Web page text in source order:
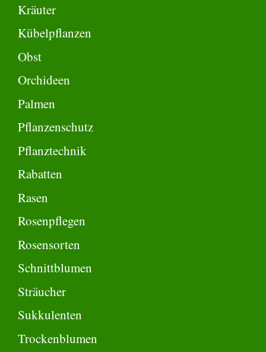
Kräuter
Kübelpflanzen
Obst
Orchideen
Palmen
Pflanzenschutz
Pflanztechnik
Rabatten
Rasen
Rosenpflegen
Rosensorten
Schnittblumen
Sträucher
Sukkulenten
Trockenblumen